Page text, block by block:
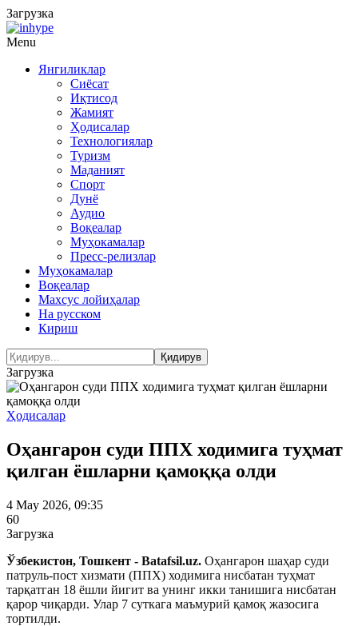
Загрузка
Menu
Янгиликлар
Сиёсат
Иқтисод
Жамият
Ҳодисалар
Технологиялар
Туризм
Маданият
Спорт
Дунё
Аудио
Воқеалар
Муҳокамалар
Пресс-релизлар
Муҳокамалар
Воқеалар
Махсус лойиҳалар
На русском
Кириш
Загрузка
Ҳодисалар
Оҳангарон суди ППХ ходимига туҳмат
қилган ёшларни қамоққа олди
4 May 2026, 09:35
60
Загрузка
Ўзбекистон, Тошкент - Batafsil.uz. Оҳангарон шаҳар суди
патруль-пост хизмати (ППХ) ходимига нисбатан туҳмат
тарқатган 18 ёшли йигит ва унинг икки танишига нисбатан
қарор чиқарди. Улар 7 суткага маъмурий қамоқ жазосига
тортилди.